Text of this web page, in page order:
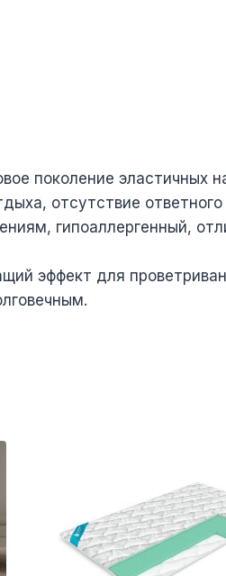
поколение эластичных
отсутствие
гипоаллергенный,
эффект для